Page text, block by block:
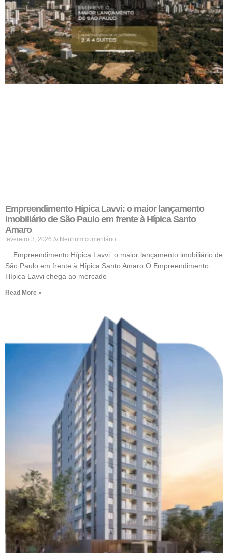
Empreendimento Hípica Lavvi: o maior lançamento
imobiliário de São Paulo em frente à Hípica Santo
Amaro
fevereiro 3, 2026 Nenhum comentário
Empreendimento Hípica Lavvi: o maior lançamento imobiliário de
São Paulo em frente à Hípica Santo Amaro O Empreendimento
Hípica Lavvi chega ao mercado
Read More »